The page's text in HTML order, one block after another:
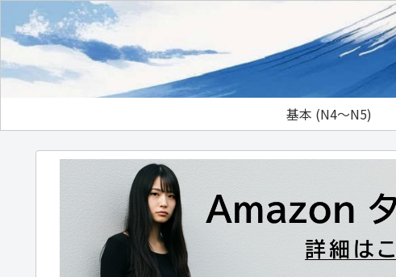
基本 (N4～N5)